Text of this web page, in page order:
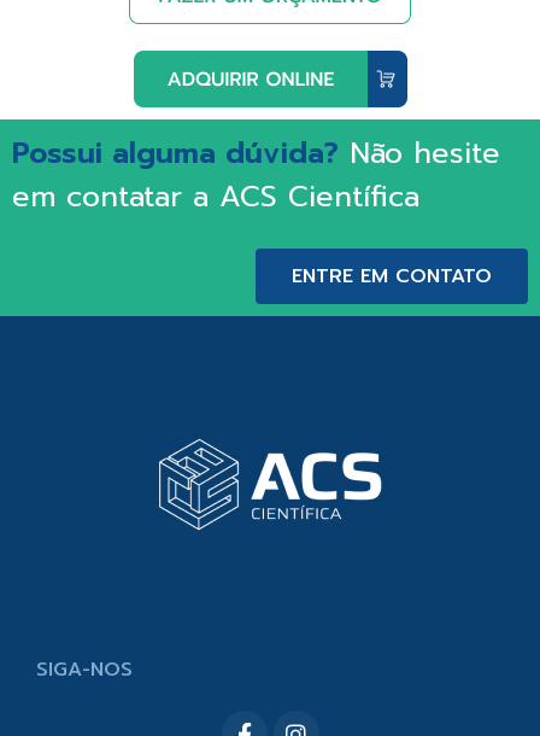
Possui alguma dúvida? Não hesite
em contatar a ACS Científica
ENTRE EM CONTATO
SIGA-NOS